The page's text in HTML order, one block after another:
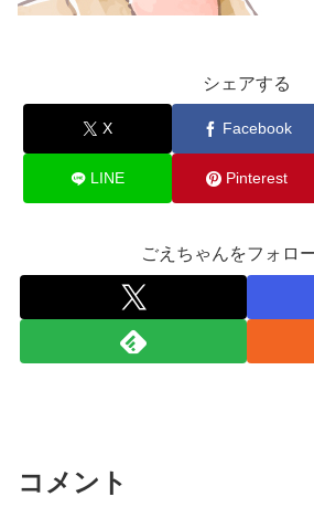
シェアする
X Facebook
LINE Pinterest
ごえちゃんをフォロ
コメント